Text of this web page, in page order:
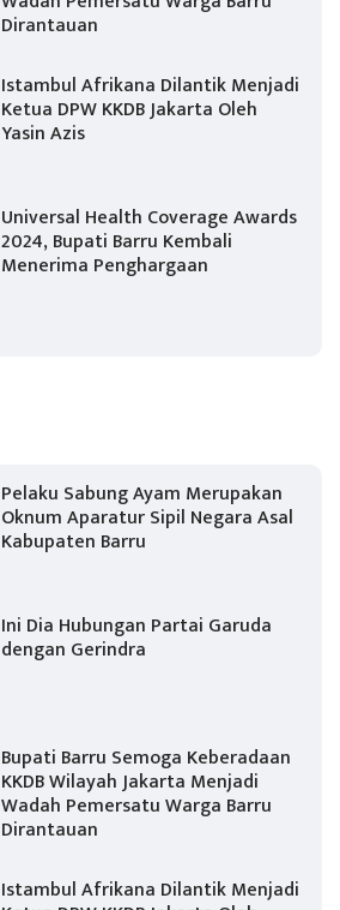
Dirantauan
Istambul Afrikana Dilantik Menjadi
Ketua DPW KKDB Jakarta Oleh
Yasin Azis
Universal Health Coverage Awards
2024, Bupati Barru Kembali
Menerima Penghargaan
Pelaku Sabung Ayam Merupakan
Oknum Aparatur Sipil Negara Asal
Kabupaten Barru
Ini Dia Hubungan Partai Garuda
dengan Gerindra
Bupati Barru Semoga Keberadaan
KKDB Wilayah Jakarta Menjadi
Wadah Pemersatu Warga Barru
Dirantauan
Istambul Afrikana Dilantik Menjadi